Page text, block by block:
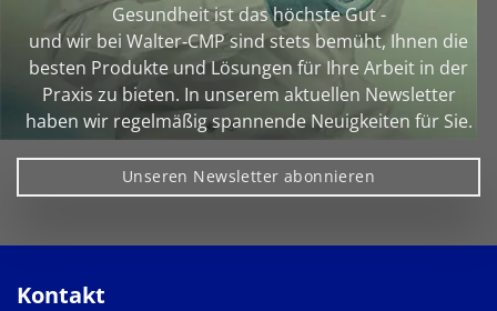
Gesundheit ist das höchste Gut -
und wir bei Walter‑CMP sind stets bemüht, Ihnen die
besten Produkte und Lösungen für Ihre Arbeit in der
Praxis zu bieten. In unserem aktuellen Newsletter
haben wir regelmäßig spannende Neuigkeiten für Sie.
Unseren Newsletter abonnieren
Kontakt